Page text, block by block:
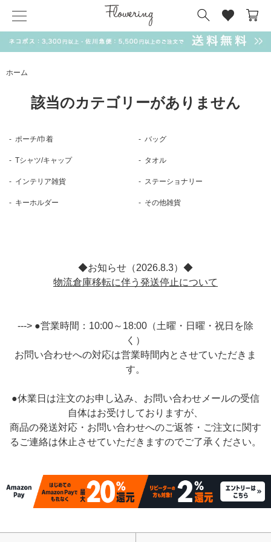
ホーム
該当のカテゴリーがありません
ポーチ/巾着 バッグ
Tシャツ/キャップ タオル
インテリア雑貨 ステーショナリー
キーホルダー その他雑貨
◆お知らせ（2026.8.3）◆
物流倉庫移転に伴う発送停止について
---> ●営業時間：10:00～18:00（土曜・日曜・祝日を除
く）
お問い合わせへの対応は営業時間内とさせていただきま
す。
●休業日は注文のお申し込み、お問い合わせメールの受信
自体はお受けしておりますが、
商品の発送対応・お問い合わせへのご返答・ご注文に関す
るご連絡は休止させていただきますのでご了承ください。
気化冷却スカーフ matsui サンリオ キーポーチ